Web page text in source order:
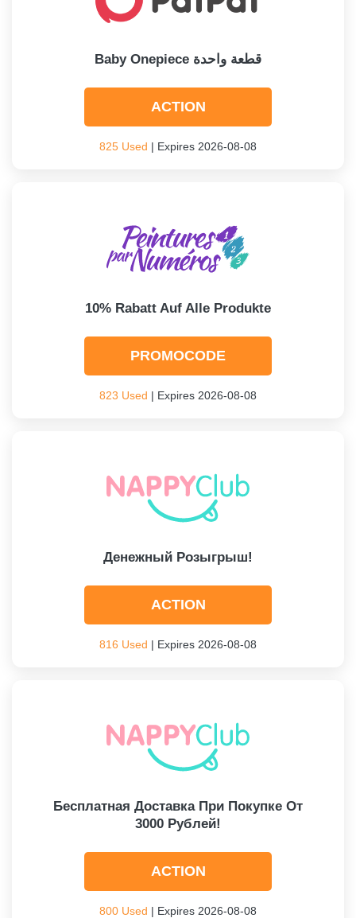
Baby Onepiece قطعة واحدة
ACTION
825 Used | Expires 2026-08-08
10% Rabatt Auf Alle Produkte
PROMOCODE
823 Used | Expires 2026-08-08
Денежный Розыгрыш!
ACTION
816 Used | Expires 2026-08-08
Бесплатная Доставка При Покупке От
3000 Рублей!
ACTION
800 Used | Expires 2026-08-08